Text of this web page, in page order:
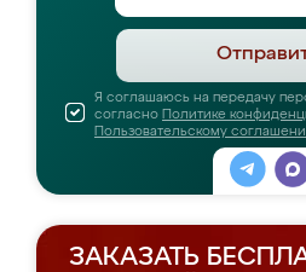
Я соглашаюсь на передачу
согласно Политике
Пользовательскому
ЗАКАЗАТЬ